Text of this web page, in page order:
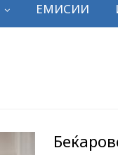
ЕМИСИИ